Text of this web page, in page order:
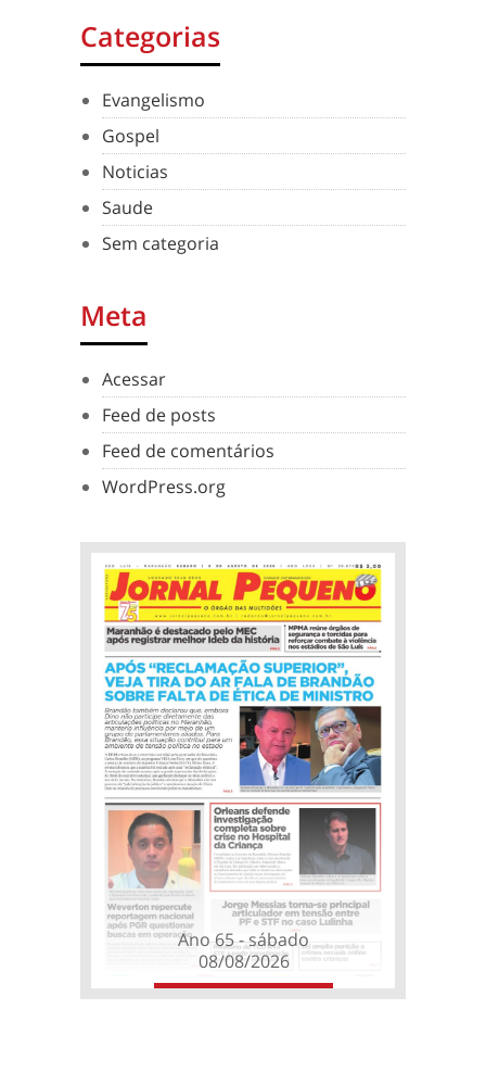
Categorias
Evangelismo
Gospel
Noticias
Saude
Sem categoria
Meta
Acessar
Feed de posts
Feed de comentários
WordPress.org
Ano 65 - sábado
08/08/2026